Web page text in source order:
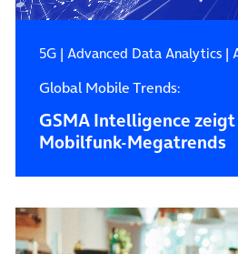
5G| Advanced Data Analytics|
Global Mobile Trends:
GSMA Intelligence
Mobilfunk-Megatrends